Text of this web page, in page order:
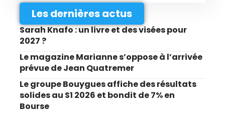
Les dernières actus
Sarah Knafo : un livre et des visées pour
2027 ?
Le magazine Marianne s’oppose à l’arrivée
prévue de Jean Quatremer
Le groupe Bouygues affiche des résultats
solides au S1 2026 et bondit de 7% en
Bourse